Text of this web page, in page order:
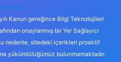
Kanun gereğince Bilgi Teknolojileri
onaylanmış bir Yer Sağlayıcı
nedenle, sitedeki içerikleri proaktif
yükümlülüğümüz bulunmamaktadır.